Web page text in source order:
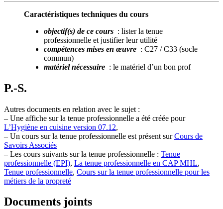
Caractéristiques techniques du cours
objectif(s) de ce cours : lister la tenue
professionnelle et justifier leur utilité
compétences mises en œuvre : C27 / C33 (socle
commun)
matériel nécessaire : le matériel d’un bon prof
P.-S.
Autres documents en relation avec le sujet :
–Une affiche sur la tenue professionnelle a été créée pour
L’Hygiène en cuisine version 07.12,
–Un cours sur la tenue professionnelle est présent surCours de
Savoirs Associés
–Les cours suivants sur la tenue professionnelle : Tenue
professionnelle (EPI), La tenue professionnelle en CAP MHL,
Tenue professionnelle, Cours sur la tenue professionnelle pour les
métiers de la propreté
Documents joints